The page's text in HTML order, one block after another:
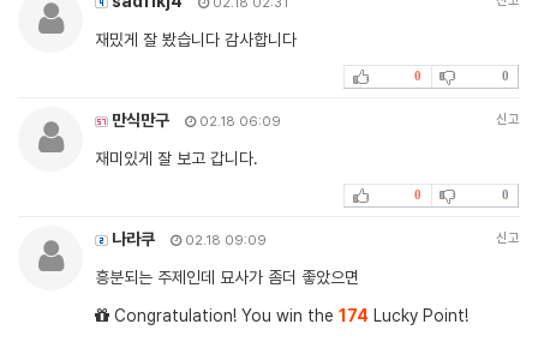
재밌게 잘 봤습니다 감사합니다
0 0
만식만구 02.18 06:09 신고
재미있게 잘 보고 갑니다.
0 0
나라쿠 02.18 09:09 신고
흥분되는 주제인데 묘사가 좀더 좋았으면
Congratulation! You win the 174 Lucky Point!